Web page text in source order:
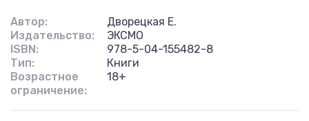
Автор:
Дворецкая Е.
Издательство:
ЭКСМО
ISBN:
978-5-04-155482-8
Тип:
Книги
Возрастное
ограничение:
18+